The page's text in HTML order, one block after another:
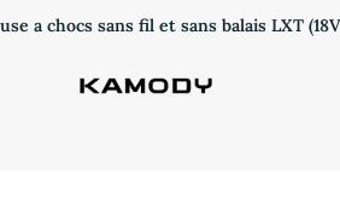
a chocs sans fil et sans balais LXT